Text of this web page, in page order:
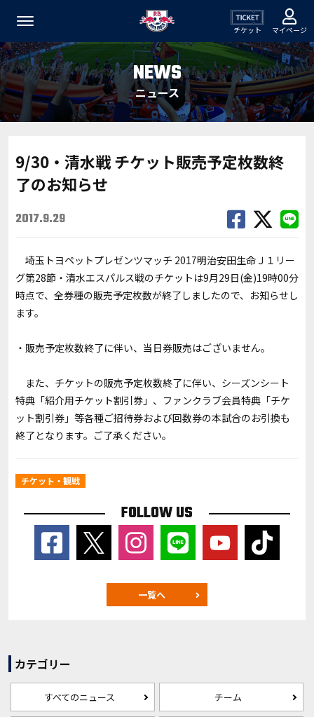
チケット マイページ
NEWS
ニュース
9/30・清水戦 チケット販売予定枚数終
了のお知らせ
2017.9.29
埼玉トヨペットプレゼンツマッチ 2017明治安田生命Ｊ１リー
グ第28節・清水エスパルス戦のチケットは9月29日(金)19時00分
時点で、全券種の販売予定枚数が終了しましたので、お知らせし
ます。
・販売予定枚数終了に伴い、当日券販売はございません。
また、チケットの販売予定枚数終了に伴い、シーズンシート
特典「紹介用チケット割引券」、ファンクラブ会員特典「チケ
ット割引券」等各種ご招待券および回数券の本試合のお引換も
終了となります。ご了承ください。
チケット・観戦
FOLLOW US
一覧へ
カテゴリー
すべてのニュース チーム